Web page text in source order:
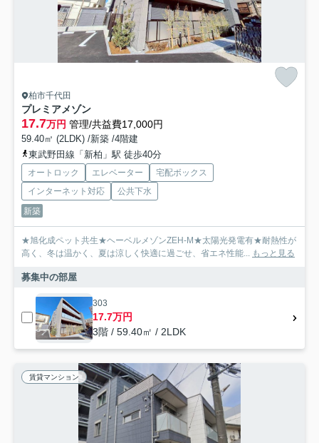
柏市千代田
プレミアメゾン
17.7万円 管理/共益費17,000円
59.40㎡ (2LDK) /新築 /4階建
東武野田線「新柏」駅 徒歩40分
オートロック エレベーター
宅配ボックス
インターネット対応
公共下水
新築
★旭化成ペット共生★ヘーベルメゾンZEH-M★太陽光発電有★耐熱性が
高く、冬は温かく、夏は涼しく快適に過ごせ、省エネ性能... もっと見る
募集中の部屋
303
17.7万円
3階 / 59.40㎡ / 2LDK
賃貸マンション